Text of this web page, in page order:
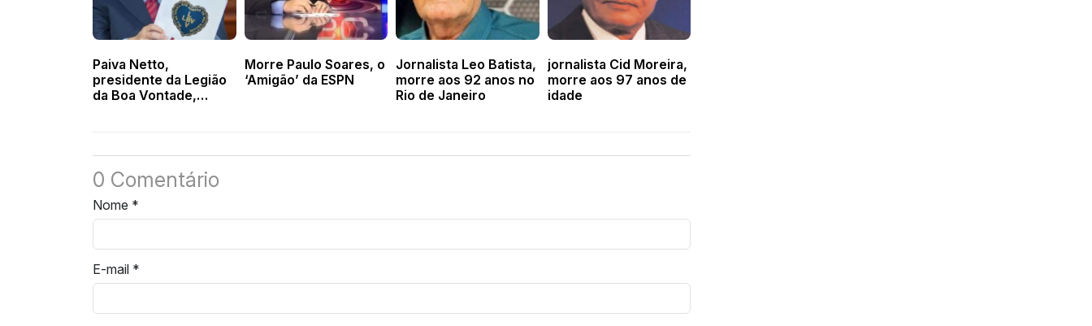
Paiva Netto,
presidente da Legião
da Boa Vontade,
Morre Paulo Soares, o
‘Amigão’ da ESPN
Jornalista Leo Batista,
morre aos 92 anos no
Rio de Janeiro
jornalista Cid Moreira,
morre aos 97 anos de
idade
0 Comentário
Nome *
E-mail *